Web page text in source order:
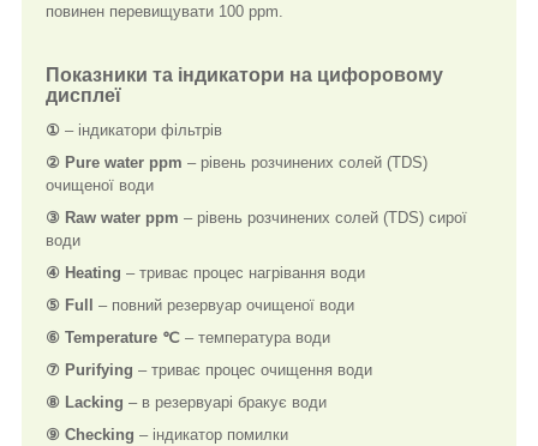
повинен перевищувати 100 ppm.
Показники та індикатори на цифоровому
дисплеї
① – індикатори фільтрів
② Pure water ppm – рівень розчинених солей (TDS)
очищеної води
③ Raw water ppm – рівень розчинених солей (TDS) сирої
води
④ Heating – триває процес нагрівання води
⑤ Full
– повний резервуар очищеної води
⑥ Temperature ℃ – температура води
⑦ Purifying – триває процес очищення води
⑧ Lacking – в резервуарі бракує води
⑨ Checking – індикатор помилки